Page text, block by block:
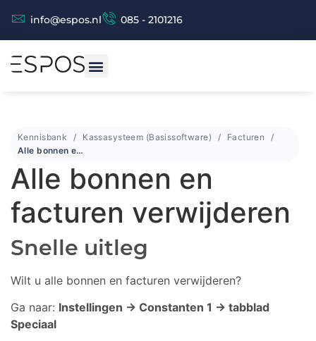
info@espos.nl 085 - 2101216
Kennisbank Kassasysteem (Basissoftware)
Facturen
Alle bonnen en facturen verwijderen
Alle bonnen en
facturen verwijderen
Snelle uitleg
Wilt u alle bonnen en facturen verwijderen?
Ga naar: Instellingen → Constanten 1 → tabblad
Speciaal